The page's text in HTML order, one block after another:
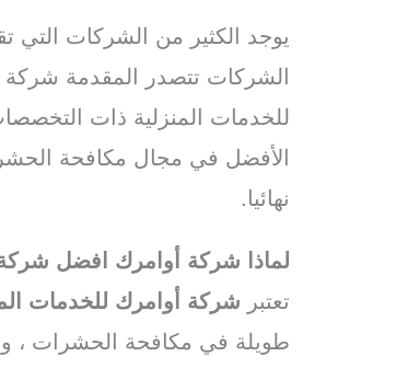
يوجد الكثير من الشركات
الشركات تتصدر المقدمة
للخدمات المنزلية ذات
الأفضل في مجال مكافحة
نهائيا.
لماذا شركة أوامرك افضل
تعتبر شركة أوامرك للخدمات
طويلة في مكافحة الحشرات ، و